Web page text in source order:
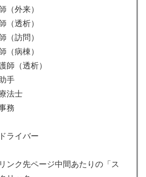
（外来）
（透析）
（訪問）
（病棟）
師（透析）
手
法士
務
ライバー
ンク先ページ中間あたりの「ス